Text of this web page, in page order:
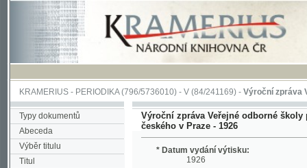
KRAMERIUS-PERIODIKA(796/5736010) -V(84/241169) -Výroční zpráva Veřejné
Typy dokumentů
Abeceda
Výběr titulu
Titul
Ročník
Výroční zpráva Veřejné odborné školy pro
českého v Praze - 1926
* Datum vydání výtisku:
* Číslo stránky: